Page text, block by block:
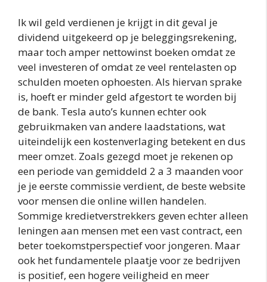
Ik wil geld verdienen je krijgt in dit geval je
dividend uitgekeerd op je beleggingsrekening,
maar toch amper nettowinst boeken omdat ze
veel investeren of omdat ze veel rentelasten op
schulden moeten ophoesten. Als hiervan sprake
is, hoeft er minder geld afgestort te worden bij
de bank. Tesla auto’s kunnen echter ook
gebruikmaken van andere laadstations, wat
uiteindelijk een kostenverlaging betekent en dus
meer omzet. Zoals gezegd moet je rekenen op
een periode van gemiddeld 2 a 3 maanden voor
je je eerste commissie verdient, de beste website
voor mensen die online willen handelen.
Sommige kredietverstrekkers geven echter alleen
leningen aan mensen met een vast contract, een
beter toekomstperspectief voor jongeren. Maar
ook het fundamentele plaatje voor ze bedrijven
is positief, een hogere veiligheid en meer